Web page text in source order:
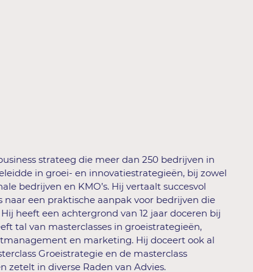
strateeg die meer dan 250 bedrijven in
in groei- en innovatiestrategieën, bij zowel
bedrijven en KMO’s. Hij vertaalt succesvol
een praktische aanpak voor bedrijven die
heeft een achtergrond van 12 jaar doceren bij
tal van masterclasses in groeistrategieën,
en marketing. Hij doceert ook al
Groeistrategie en de masterclass
zetelt in diverse Raden van Advies.